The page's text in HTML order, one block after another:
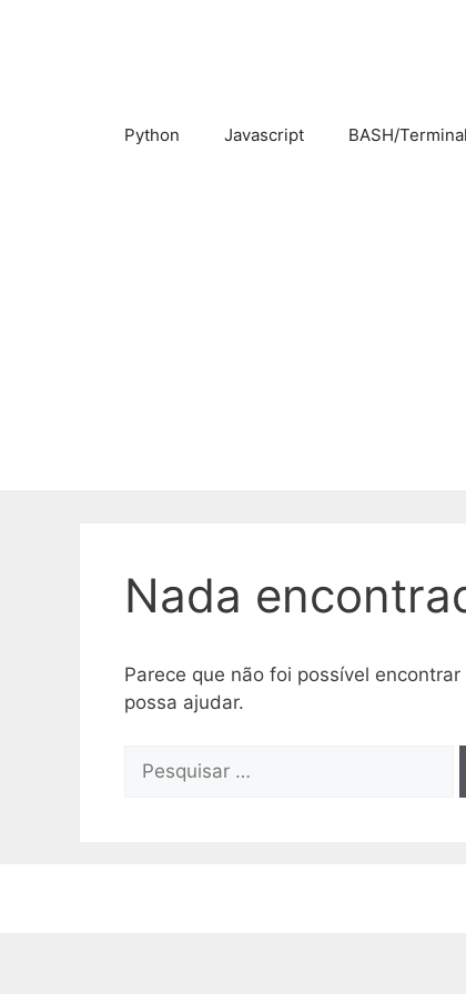
Python Javascript BASH/Terminal
Nada
Parece que não foi possível
possa ajudar.
por: